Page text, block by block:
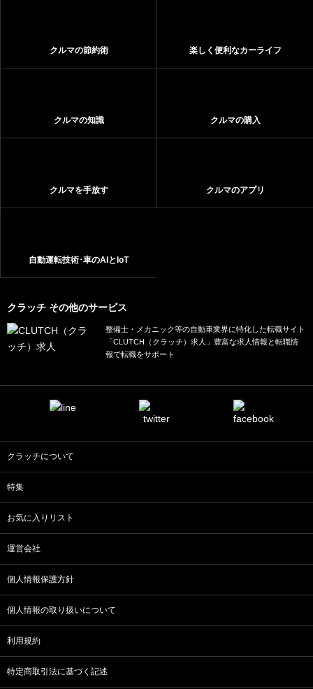
クルマの節約術 楽しく便利なカーライフ
クルマの知識 クルマの購入
クルマを手放す クルマのアプリ
自動運転技術･車のAIとIoT
クラッチ その他のサービス
整備士・メカニック等の自動車業界に特化した転職サイト
「CLUTCH（クラッチ）求人」豊富な求人情報と転職情
報で転職をサポート
クラッチについて
特集
お気に入りリスト
運営会社
個人情報保護方針
個人情報の取り扱いについて
利用規約
特定商取引法に基づく記述